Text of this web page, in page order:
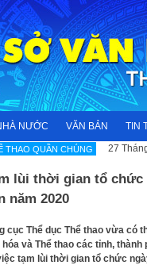
NƯỚC VĂN BẢN TIN
THAO QUẦN CHÚNG 27
lùi thời gian tổ chức
năm 2020
cục Thể dục Thể thao vừa có
hóa và Thể thao các tỉnh,
tạm lùi thời gian tổ chức